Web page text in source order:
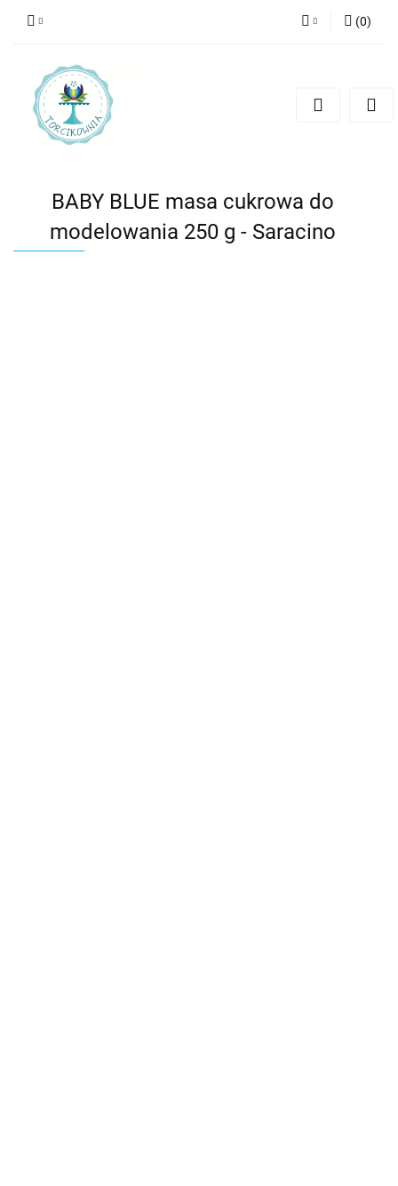
(0)
BABY BLUE masa cukrowa do
modelowania 250 g - Saracino